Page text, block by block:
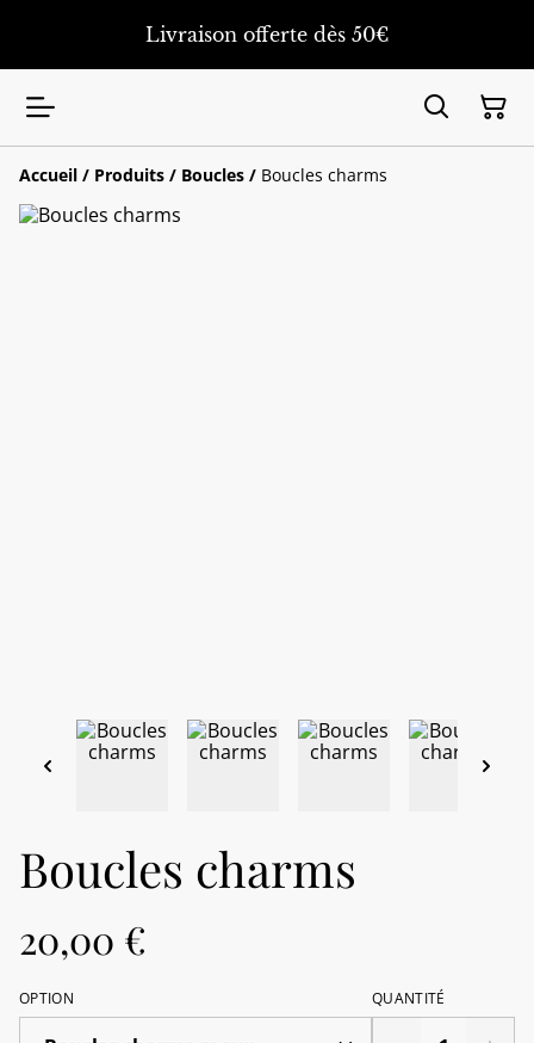
Livraison offerte dès 50€
Accueil / Produits / Boucles / Boucles charms
Boucles charms
20,00 €
OPTION QUANTITÉ